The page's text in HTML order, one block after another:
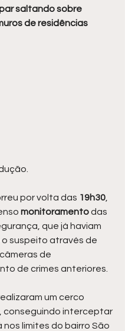
saltando sobre
de residências
por volta das 19h30
monitoramento das
que já haviam
suspeito através de
de
de crimes anteriores.
um cerco
conseguindo interceptar
nos limites do bairro São